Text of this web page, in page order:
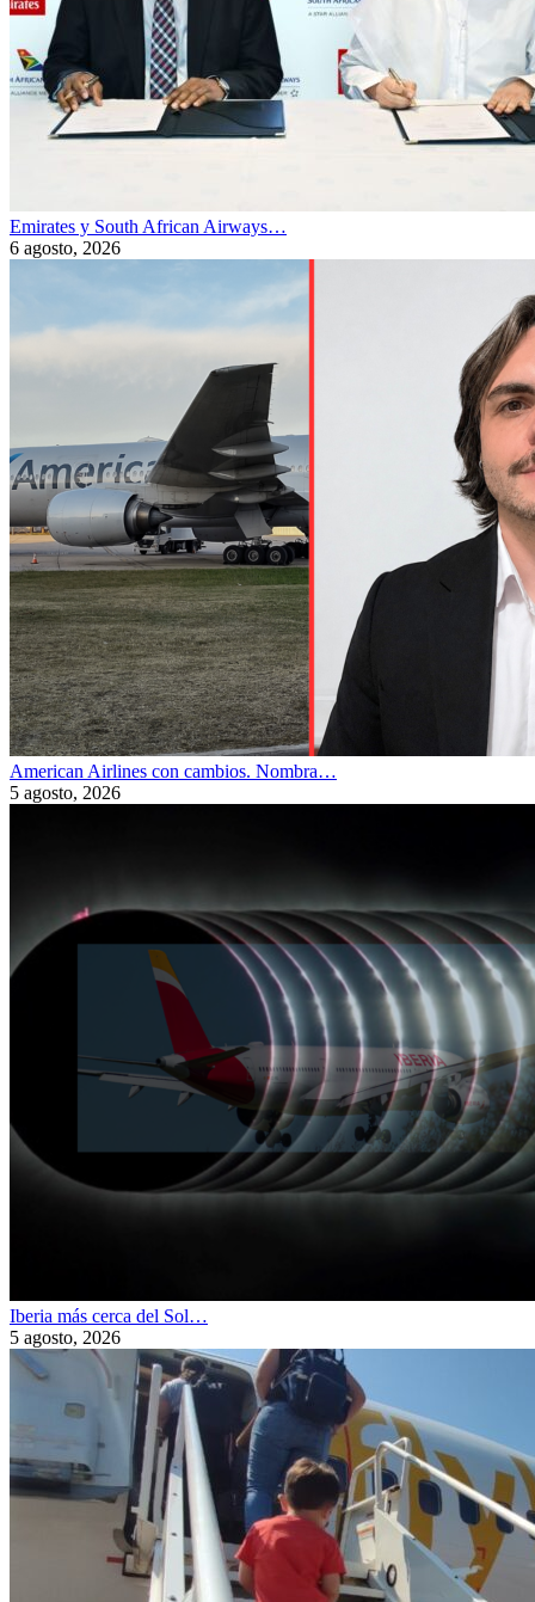
Emirates y South African Airways…
6 agosto, 2026
American Airlines con cambios. Nombra…
5 agosto, 2026
Iberia más cerca del Sol…
5 agosto, 2026